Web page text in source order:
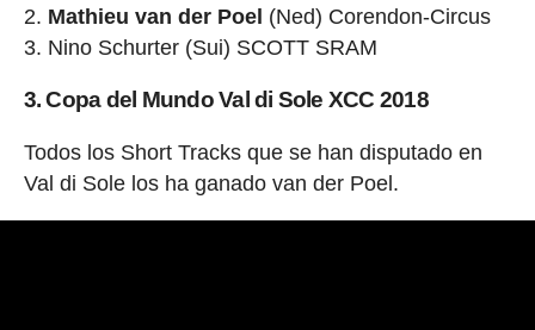
Mathieu van der Poel (Ned) Corendon-Circus
Nino Schurter (Sui) SCOTT SRAM
3. Copa del Mundo Val di Sole XCC 2018
Todos los Short Tracks que se han disputado en
Val di Sole los ha ganado van der Poel.